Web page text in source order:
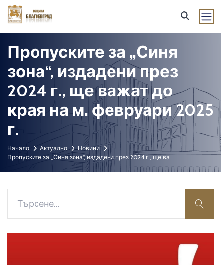
Пропуските за „Синя
зона“, издадени през
2024 г., ще важат до
края на м. февруари 2025
г.
Начало Актуално
Новини
Пропуските за „Синя зона“, издадени през 2024 г., ще ва...